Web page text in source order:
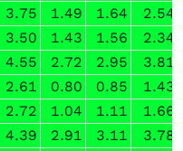
3.75 1.49 1.64
2.54
3.50 1.43 1.56
2.34
4.55 2.72 2.95
3.81
2.61 0.80 0.85
1.43
2.72 1.04 1.11
1.66
4.39 2.91 3.11
3.78